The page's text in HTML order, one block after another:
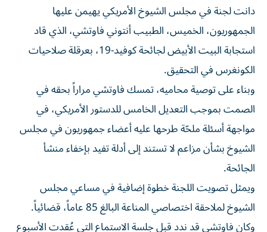
دانت لجنة في مجلس الشيوخ الأمريكي يهيمن عليها
الجمهوريون، الخميس، الطبيب أنتوني فاوتشي، الذي قاد
استجابة البيت الأبيض لجائحة كوفيد-19، بعرقلة صلاحيات
الكونغرس في التحقيق.
وبناء على توصية محاميه، تمسك فاوتشي مراراً بحقه في
الصمت بموجب التعديل الخامس للدستور الأمريكي، في
مواجهة أسئلة ملحّة طرحها عليه أعضاء جمهوريون في مجلس
الشيوخ بشأن مزاعم لا تستند إلى أدلة تفيد بإخفاء منشأ
الجائحة.
ويمثل تصويت اللجنة خطوة إضافية في مساعي مجلس
الشيوخ لملاحقة اختصاصي المناعة البالغ 85 عاماً، قضائياً.
وكان فاوتشي قد ندد قبل جلسة الاستماع التي عُقدت الأسبوع